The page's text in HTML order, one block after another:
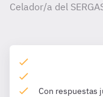
Celador/a del
Con respuestas